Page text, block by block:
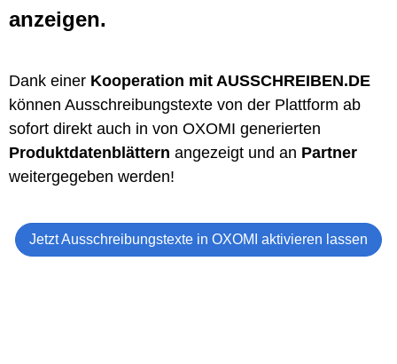
anzeigen.
Dank einer Kooperation mit AUSSCHREIBEN.DE
können Ausschreibungstexte von der Plattform ab
sofort direkt auch in von OXOMI generierten
Produktdatenblättern angezeigt und an Partner
weitergegeben werden!
Jetzt Ausschreibungstexte in OXOMI aktivieren lassen